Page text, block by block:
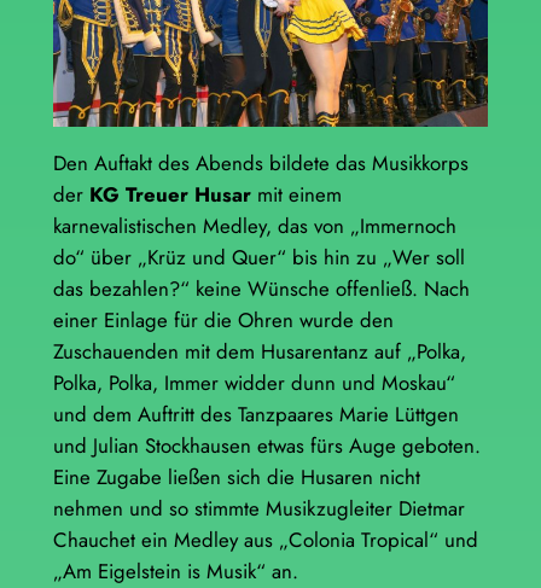
Den Auftakt des Abends bildete das Musikkorps
der KG Treuer Husarmit einem
karnevalistischen Medley, das von „Immernoch
do“ über „Krüz und Quer“ bis hin zu „Wer soll
das bezahlen?“ keine Wünsche offenließ. Nach
einer Einlage für die Ohren wurde den
Zuschauenden mit dem Husarentanz auf „Polka,
Polka, Polka, Immer widder dunn und Moskau“
und dem Auftritt des Tanzpaares Marie Lüttgen
und Julian Stockhausen etwas fürs Auge geboten.
Eine Zugabe ließen sich die Husaren nicht
nehmen und so stimmte Musikzugleiter Dietmar
Chauchet ein Medley aus „Colonia Tropical“ und
„Am Eigelstein is Musik“ an.